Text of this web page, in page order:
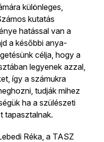
különleges,
kutatás
hatással van a
a későbbi anya-
célja, hogy a
legyenek azzal,
így a számukra
tudják mihez
ha a szülészeti
tapasztalnak.
Réka, a TASZ